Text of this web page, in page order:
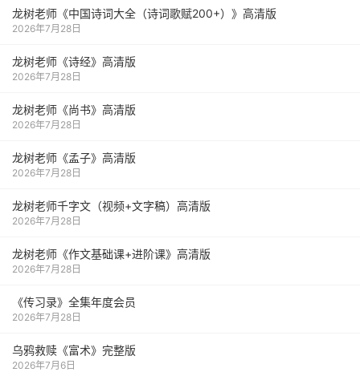
龙树老师《中国诗词大全（诗词歌赋200+）》高清版
2026年7月28日
龙树老师《诗经》高清版
2026年7月28日
龙树老师《尚书》高清版
2026年7月28日
龙树老师《孟子》高清版
2026年7月28日
龙树老师千字文（视频+文字稿）高清版
2026年7月28日
龙树老师《作文基础课+进阶课》高清版
2026年7月28日
《传习录》全集年度会员
2026年7月28日
乌鸦救赎《富术》完整版
2026年7月6日